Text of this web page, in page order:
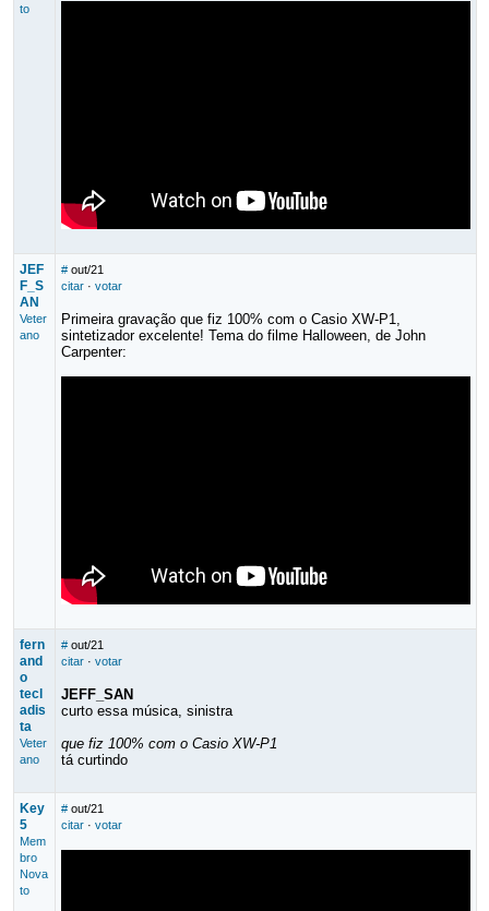
to
JEF
F_S
AN
Veter
ano
# out/21
citar· votar
Primeira gravação que fiz 100% com o Casio XW-P1,
sintetizador excelente! Tema do filme Halloween, de John
Carpenter:
fern
and
o
tecl
adis
ta
Veter
ano
# out/21
citar· votar
JEFF_SAN
curto essa música, sinistra
que fiz 100% com o Casio XW-P1
tá curtindo
Key
5
Mem
bro
Nova
to
# out/21
citar· votar